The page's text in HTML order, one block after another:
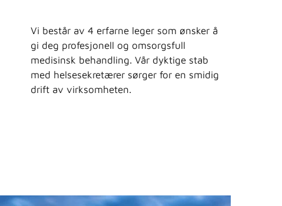
Vi består av 4 erfarne leger som ønsker å
gi deg profesjonell og omsorgsfull
medisinsk behandling. Vår dyktige stab
med helsesekretærer sørger for en smidig
drift av virksomheten.